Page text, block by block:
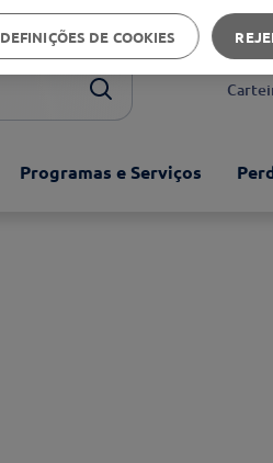
Programas e Serviços
DEFINIÇÕES DE COOKIES